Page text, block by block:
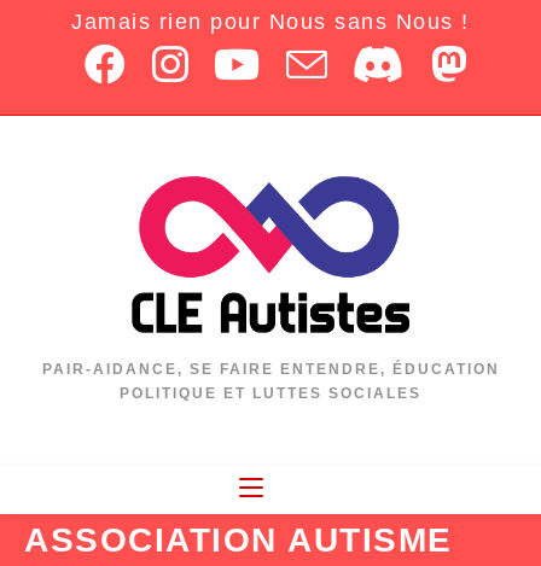
Jamais rien pour Nous sans Nous !
PAIR-AIDANCE, SE FAIRE ENTENDRE, ÉDUCATION
POLITIQUE ET LUTTES SOCIALES
ASSOCIATION AUTISME